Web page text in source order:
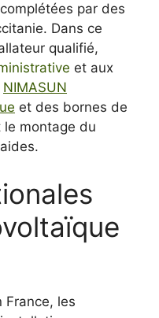
par des
Dans ce
qualifié,
et aux
NIMASUN
et des bornes de
montage du
France, les